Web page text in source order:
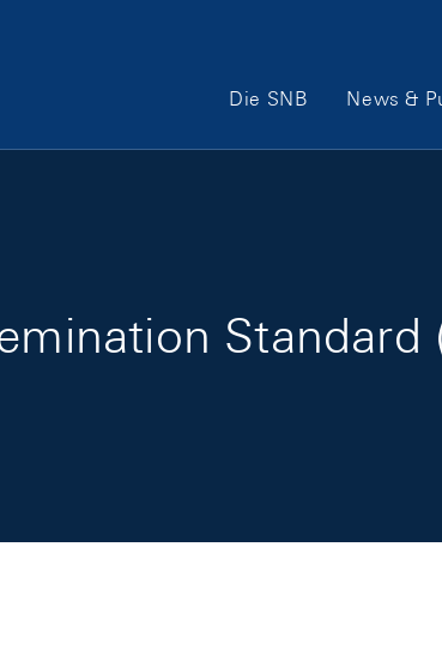
Hauptnavigation
Die SNB News &
Standard